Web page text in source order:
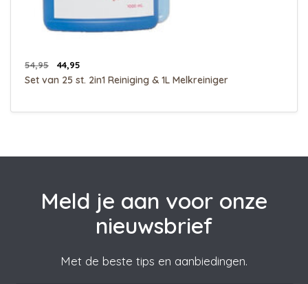
54,95 44,95
Set van 25 st. 2in1 Reiniging & 1L Melkreiniger
Meld je aan voor onze
nieuwsbrief
Met de beste tips en aanbiedingen.